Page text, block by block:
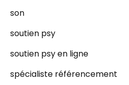
son
soutien psy
soutien psy en ligne
spécialiste référencement